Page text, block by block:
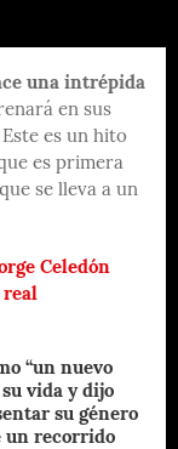
una intrépida
en sus
es un hito
es primera
se lleva a un
Celedón
real
“un nuevo
vida y dijo
su género
un recorrido